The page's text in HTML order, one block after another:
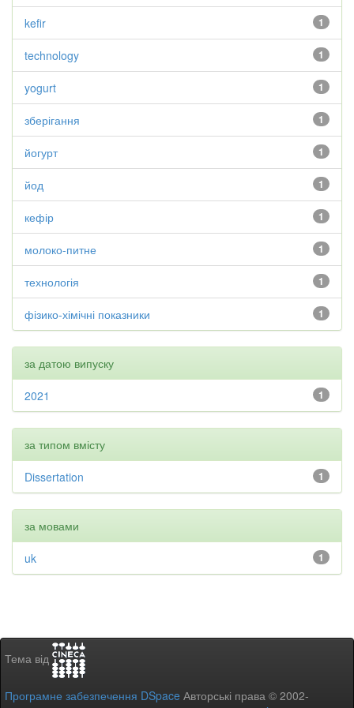
1
kefir
1
technology
1
yogurt
1
зберігання
1
йогурт
1
йод
1
кефір
1
молоко-питне
1
технологія
1
фізико-хімічні показники
за датою випуску
1
2021
за типом вмісту
1
Dissertation
за мовами
1
uk
Тема від
Програмне забезпечення DSpace Авторські права © 2002-